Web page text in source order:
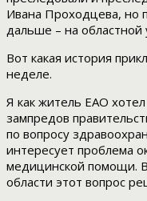
Ивана Проходцева, но
дальше – на областной
Вот какая история
неделе.
Я как житель ЕАО
зампредов
по вопросу
интересует проблема
медицинской помощи.
области этот вопрос